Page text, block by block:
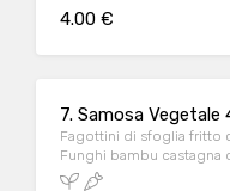
4.00 €
7. Samosa Vegetale
Fagottini di sfoglia fritto
Funghi bambu castagna